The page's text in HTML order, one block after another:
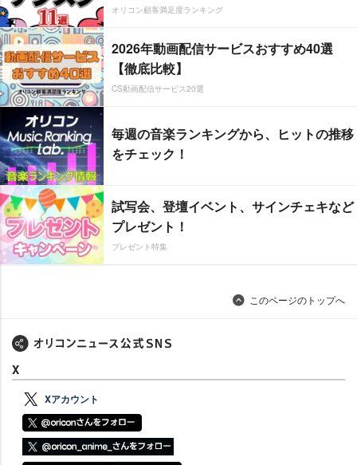
オリコン顧客満足度ランキング
2026年動画配信サービスおすすめ40選
【徹底比較】
CS動画配信サービス20選
毎週の音楽ランキングから、ヒットの推移
をチェック！
試写会、登壇イベント、サインチェキなど
プレゼント！
プレゼント特集
このページのトップへ
X
Xアカウント